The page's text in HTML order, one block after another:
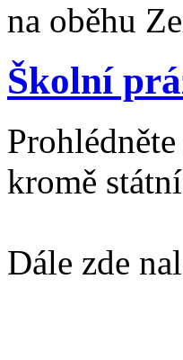
na oběhu
Školní
kromě
Dále zde